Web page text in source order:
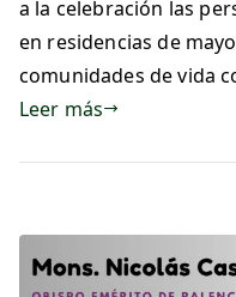
a la celebración las
en residencias de
comunidades de vida
Leer más